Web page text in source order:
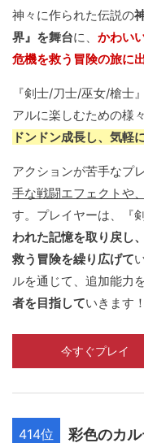
神々に作られた伝説の
界』を舞台に、 かわい
危機を救う冒険の旅に
『剣士/刀士/巫女/槍士
アルに楽しむための様
ドンドン成長し、気軽
アクションが苦手なプ
手な戦闘エフェクトや
す。プレイヤーは、『
われた記憶を取り戻し
救う冒険を繰り広げて
ルを通じて、追加能力
者を目指していきます！
今すぐプレイ
414位 彩色のカル